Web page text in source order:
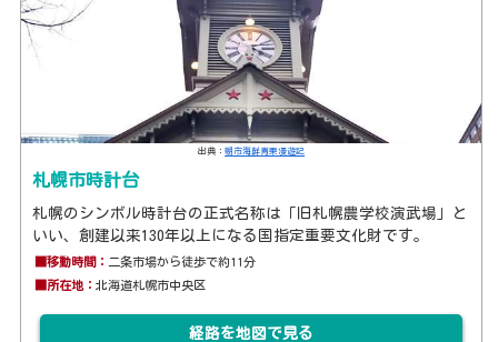
出典：朝市海鮮青果漫遊記
札幌市時計台
札幌のシンボル時計台の正式名称は「旧札幌農学校演武場」と
いい、創建以来130年以上になる国指定重要文化財です。
■移動時間： 二条市場から徒歩で約11分
■所在地：北海道札幌市中央区
経路を地図で見る